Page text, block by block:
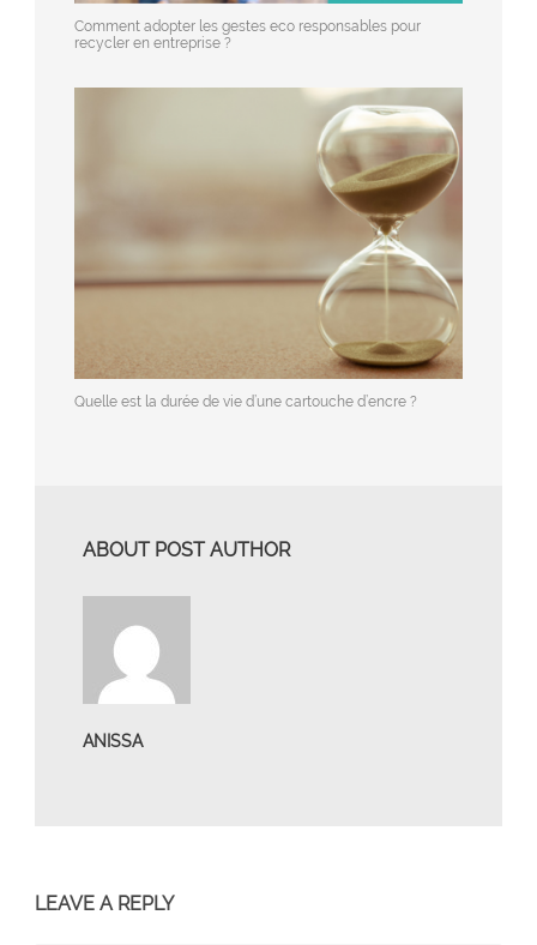
Comment adopter les gestes eco responsables pour
recycler en entreprise ?
Quelle est la durée de vie d’une cartouche d’encre ?
ABOUT POST AUTHOR
ANISSA
LEAVE A REPLY